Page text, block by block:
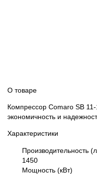
О товаре
Компрессор Comaro SB
экономичность и
Характеристики
Производительность
1450
Мощность (кВт)